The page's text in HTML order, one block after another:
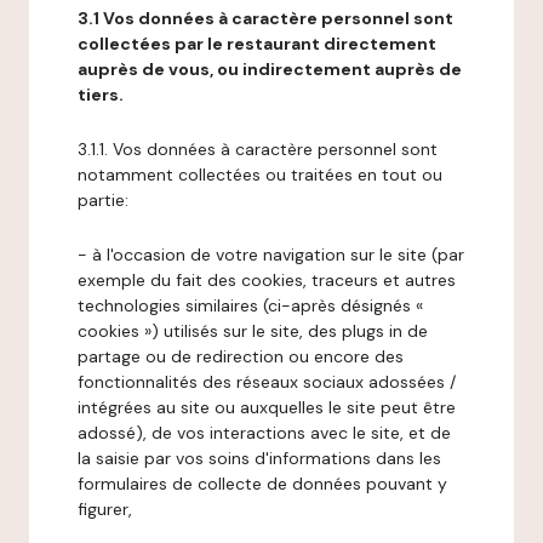
3.1 Vos données à caractère personnel sont
collectées par le restaurant directement
auprès de vous, ou indirectement auprès de
tiers.
3.1.1. Vos données à caractère personnel sont
notamment collectées ou traitées en tout ou
partie:
- à l'occasion de votre navigation sur le site (par
exemple du fait des cookies, traceurs et autres
technologies similaires (ci-après désignés «
cookies ») utilisés sur le site, des plugs in de
partage ou de redirection ou encore des
fonctionnalités des réseaux sociaux adossées /
intégrées au site ou auxquelles le site peut être
adossé), de vos interactions avec le site, et de
la saisie par vos soins d'informations dans les
formulaires de collecte de données pouvant y
figurer,